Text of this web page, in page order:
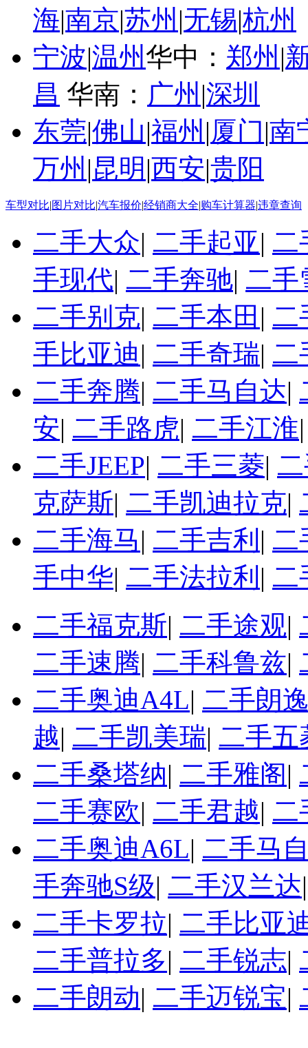
海|南京|苏州 |无锡|杭州
宁波|温州华中： 郑州 |
昌 华南： 广州 |深圳
东莞|佛山|福州 |厦门|南
万州 |昆明 |西安|贵阳
车型对比|图片对比|汽车报价|经销商大全|购车计算器|违章查询
二手大众| 二手起亚| 二
手现代| 二手奔驰| 二手
二手别克| 二手本田 | 二
手比亚迪| 二手奇瑞| 二
二手奔腾| 二手马自达|
安| 二手路虎| 二手江淮
二手JEEP| 二手三菱|
克萨斯| 二手凯迪拉克|
二手海马| 二手吉利 | 二
手中华| 二手法拉利 | 二
二手福克斯| 二手途观|
二手速腾| 二手科鲁兹|
二手奥迪A4L| 二手朗
越| 二手凯美瑞| 二手五
二手桑塔纳| 二手雅阁|
二手赛欧| 二手君越| 二
二手奥迪A6L| 二手马
手奔驰S级| 二手汉兰达
二手卡罗拉| 二手比亚
二手普拉多| 二手锐志|
二手朗动| 二手迈锐宝|